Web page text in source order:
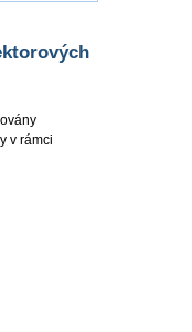
v rámci